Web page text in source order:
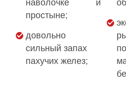
наволочке и
простыне;
довольно
сильный запах
пахучих желез;